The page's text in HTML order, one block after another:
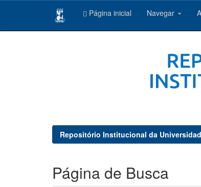
Página inicial Navegar
Repositório Institucional da
Página de Busca